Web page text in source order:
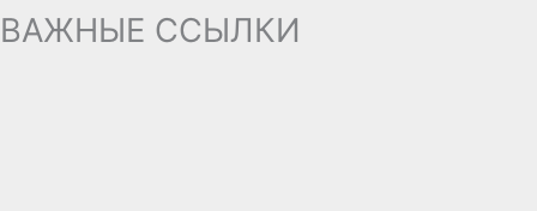
ВАЖНЫЕ ССЫЛКИ